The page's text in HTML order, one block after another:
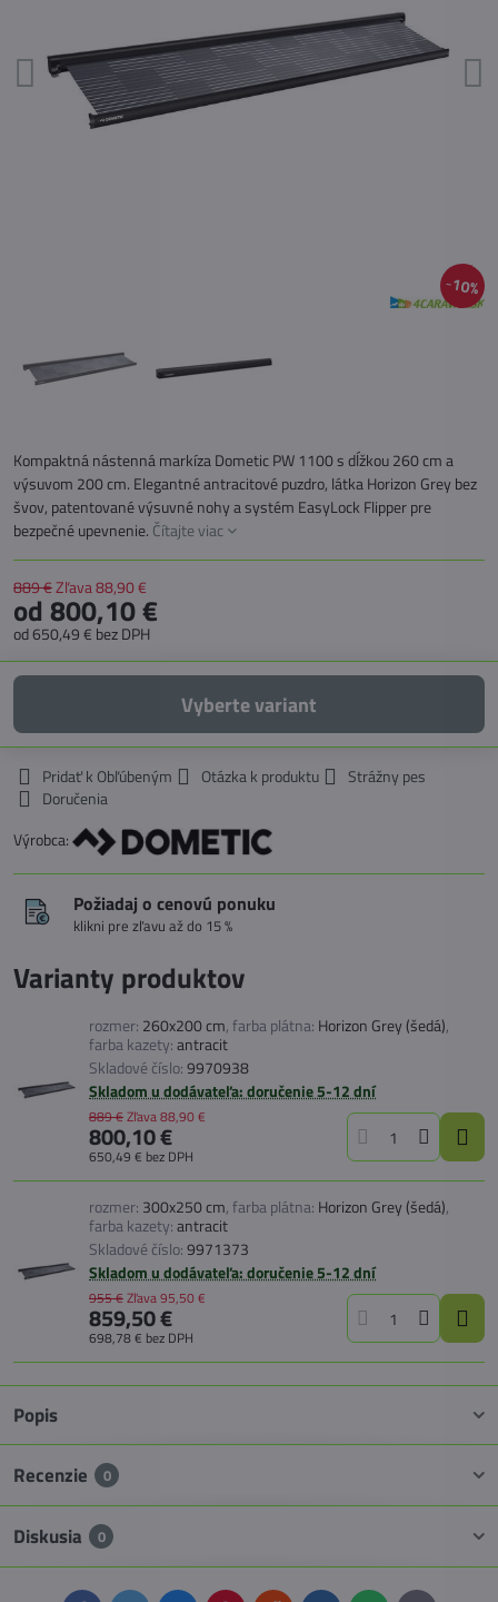
10%
Kompaktná nástenná markíza Dometic PW 1100 s dĺžkou 260 cm a
výsuvom 200 cm. Elegantné antracitové puzdro, látka Horizon Grey bez
švov, patentované výsuvné nohy a systém EasyLock Flipper pre
bezpečné upevnenie. Čítajte viac
889 €Zľava88,90 €
od 800,10 €
od 650,49 € bez DPH
Vyberte variant
Pridať k Obľúbeným Otázka k produktu
Strážny pes
Doručenia
Výrobca:
Požiadaj o cenovú ponuku
klikni pre zľavu až do 15 %
Varianty produktov
rozmer: 260x200 cm,farba plátna: Horizon Grey (šedá),
farba kazety:antracit
Skladové číslo:9970938
Skladom u dodávateľa: doručenie 5-12 dní
889 €Zľava88,90 €
800,10 €
650,49 € bez DPH
rozmer: 300x250 cm,farba plátna: Horizon Grey (šedá),
farba kazety:antracit
Skladové číslo:9971373
Skladom u dodávateľa: doručenie 5-12 dní
955 €Zľava95,50 €
859,50 €
698,78 € bez DPH
Popis
Recenzie 0
Diskusia 0